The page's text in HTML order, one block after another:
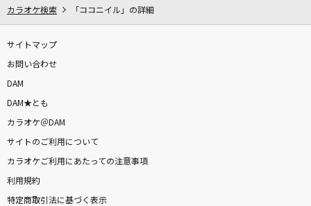
カラオケ検索 「ココニイル」の詳細
サイトマップ
お問い合わせ
DAM
DAM★とも
カラオケ＠DAM
サイトのご利用について
カラオケご利用にあたっての注意事項
利用規約
特定商取引法に基づく表示